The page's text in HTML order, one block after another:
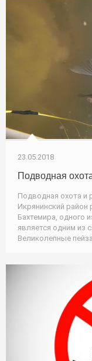
23.05.2018
Подводная
Подводная охота и
Икрянинский район
Бахтемира, одного
является одним из
Великолепные